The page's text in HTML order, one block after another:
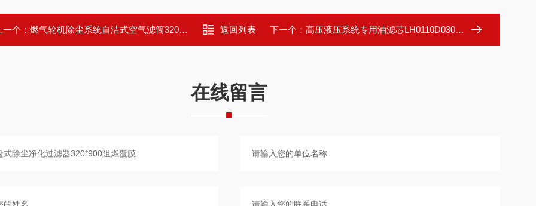
一个： 燃气轮机除尘系统自洁式空气滤筒320*900mm 返回列表 下一个： 高压液压系统专用油滤芯LH0110D030BNHC
在线留言